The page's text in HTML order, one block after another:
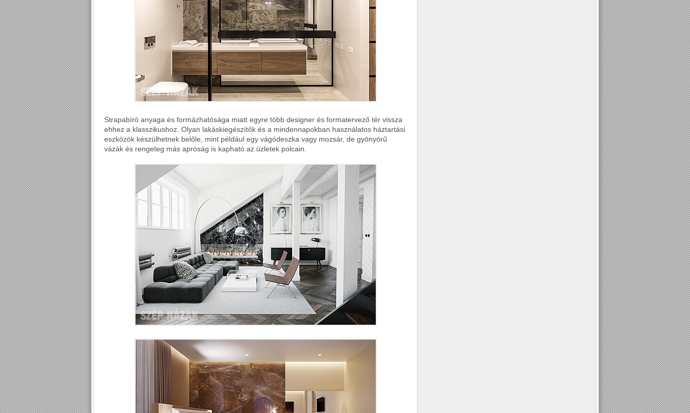
Strapabíró anyaga és formázhatósága miatt egyre több designer és formatervező tér vissza
ehhez a klasszikushoz. Olyan lakáskiegészítők és a mindennapokban használatos háztartási
eszközök készülhetnek belőle, mint például egy vágódeszka vagy mozsár, de gyönyörű
vázák és rengeteg más apróság is kapható az üzletek polcain.